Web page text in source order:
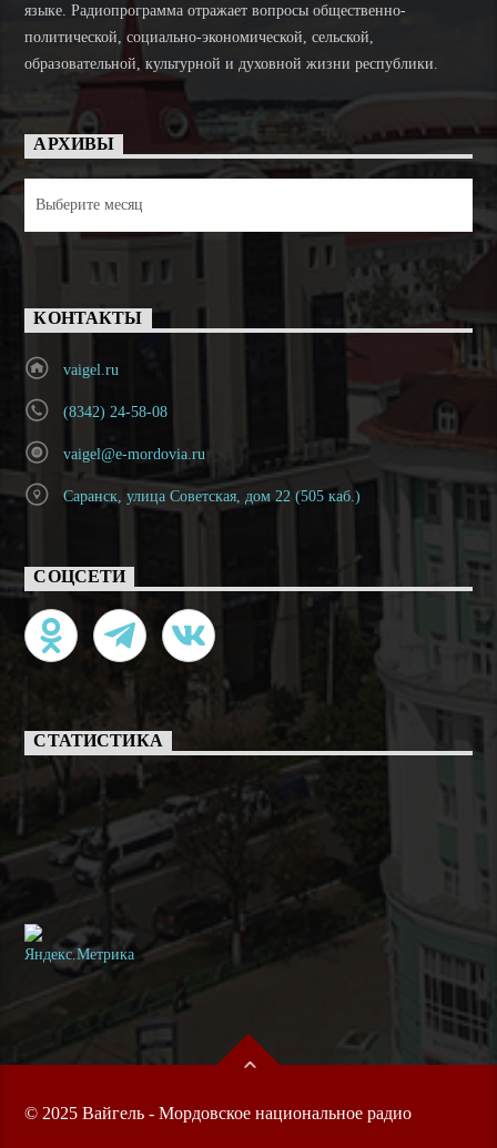
языке. Радиопрограмма отражает вопросы общественно-
политической, социально-экономической, сельской,
образовательной, культурной и духовной жизни республики.
АРХИВЫ
КОНТАКТЫ
vaigel.ru
(8342) 24-58-08
vaigel@e-mordovia.ru
Саранск, улица Советская, дом 22 (505 каб.)
СОЦСЕТИ
СТАТИСТИКА
© 2025 Вайгель - Мордовское национальное радио